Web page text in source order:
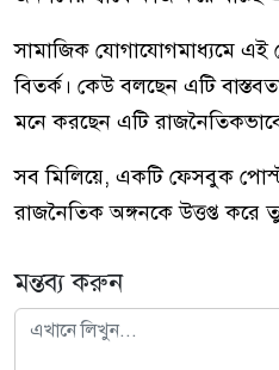
সামাজিক যোগাযোগমাধ্যমে
বিতর্ক। কেউ বলছেন এটি
মনে করছেন এটি রাজনৈতিকভাবে
সব মিলিয়ে, একটি ফেসবুক
রাজনৈতিক অঙ্গনকে উত্তপ্ত করে
মন্তব্য করুন